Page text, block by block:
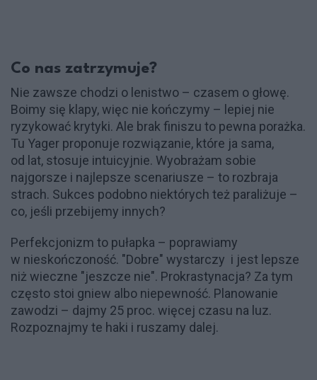
Co nas zatrzymuje?
Nie zawsze chodzi o lenistwo – czasem o głowę.
Boimy się klapy, więc nie kończymy – lepiej nie
ryzykować krytyki. Ale brak finiszu to pewna porażka.
Tu Yager proponuje rozwiązanie, które ja sama,
od lat, stosuje intuicyjnie. Wyobrażam sobie
najgorsze i najlepsze scenariusze – to rozbraja
strach. Sukces podobno niektórych też paraliżuje –
co, jeśli przebijemy innych?
Perfekcjonizm to pułapka – poprawiamy
w nieskończoność. "Dobre" wystarczy i jest lepsze
niż wieczne "jeszcze nie". Prokrastynacja? Za tym
często stoi gniew albo niepewność. Planowanie
zawodzi – dajmy 25 proc. więcej czasu na luz.
Rozpoznajmy te haki i ruszamy dalej.